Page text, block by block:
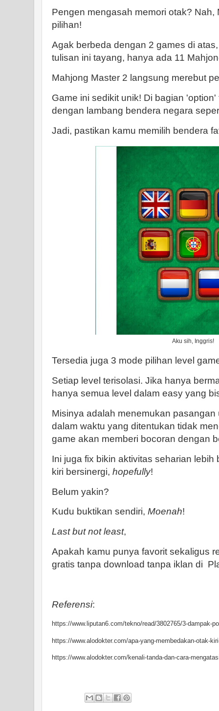
Pengen mengasah memori otak? Nah,
pilihan!
Agak berbeda dengan 2 games di
tulisan ini tayang, hanya ada 11
Mahjong Master 2 langsung merebut
Game ini sedikit unik! Di bagian
dengan lambang bendera negara
Jadi, pastikan kamu memilih bendera
Aku sih, Inggris!
Tersedia juga 3 mode pilihan level
Setiap level terisolasi. Jika hanya
hanya semua level dalam easy yang
Misinya adalah menemukan
dalam waktu yang ditentukan tidak
game akan memberi bocoran dengan
Ini juga fix bikin aktivitas seharian
kiri bersinergi, hopefully!
Belum yakin?
Kudu buktikan sendiri, Moenah!
Last but not least,
Apakah kamu punya favorit sekaligus
gratis tanpa download tanpa iklan di
Referensi:
https://www.liputan6.com/tekno/read/3802765/3-dampak-
https://www.alodokter.com/apa-yang-membedakan-otak-
https://www.alodokter.com/kenali-tanda-dan-cara-